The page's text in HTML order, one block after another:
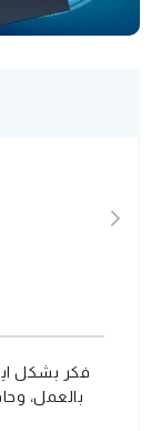
فكر بشكل
بالعمل،